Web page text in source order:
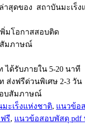
สุดของ สถาบันมะเร็ง
มโอกาสสอบติด
สัมภาษณ์
ได้รับภายใน 5-20 นาที
ส่งฟรีด่วนพิเศษ 2-3 วัน
อบสัมภาษณ์
ะเร็งแห่งชาติ, แนวข้อ
รี, แนวข้อสอบพัสดุ pdf